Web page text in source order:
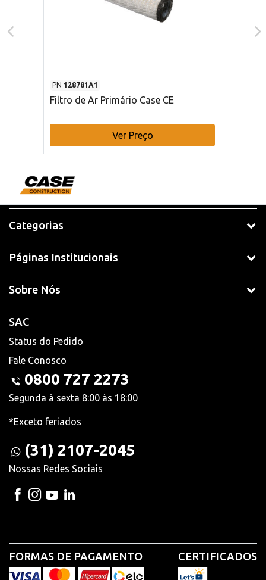
PN 128781A1
Filtro de Ar Primário Case CE
Ver Preço
Categorias
Páginas Institucionais
Sobre Nós
SAC
Status do Pedido
Fale Conosco
0800 727 2273
Segunda à sexta 8:00 às 18:00
*Exceto feriados
(31) 2107-2045
Nossas Redes Sociais
FORMAS DE PAGAMENTO CERTIFICADOS